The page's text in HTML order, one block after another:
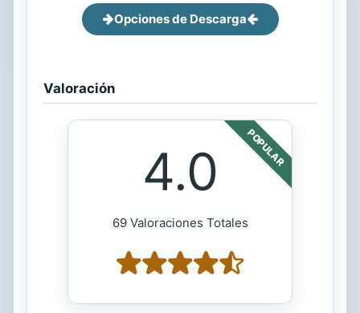
Opciones de Descarga
Valoración
POPULAR
4.0
69 Valoraciones Totales